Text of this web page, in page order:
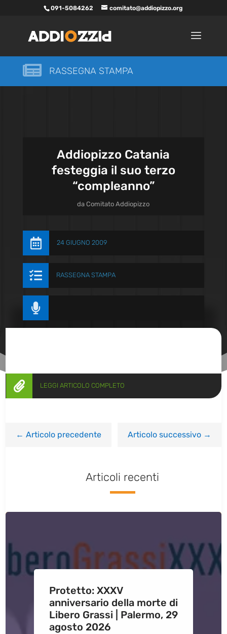
091-5084262 comitato@addiopizzo.org
 RASSEGNA STAMPA
Addiopizzo Catania
festeggia il suo terzo
“compleanno”
daComitato Addiopizzo
 24 GIUGNO 2009
 RASSEGNA STAMPA

 LEGGI ARTICOLO COMPLETO
←Articolo precedente Articolo successivo→
Articoli recenti
Protetto: XXXV
anniversario della morte di
Libero Grassi | Palermo, 29
agosto 2026